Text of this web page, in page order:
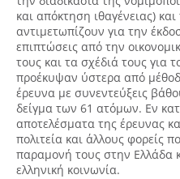
και απόκτηση ιθαγένειας)
αντιμετωπίζουν για την
επιπτώσεις από την
τους και τα σχέδιά τους για
προέκυψαν ύστερα από
έρευνα με συνεντεύξεις
δείγμα των 61 ατόμων. Εν
αποτελέσματα της έρευνας
πολιτεία και άλλους φορείς
παραμονή τους στην Ελλάδα
ελληνική κοινωνία.